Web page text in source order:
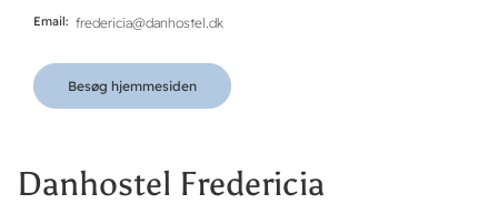
Email fredericia@danhostel.dk
Besøg hjemmesiden
Danhostel Fredericia